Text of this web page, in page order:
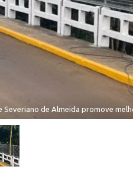
Severiano de Almeida promove